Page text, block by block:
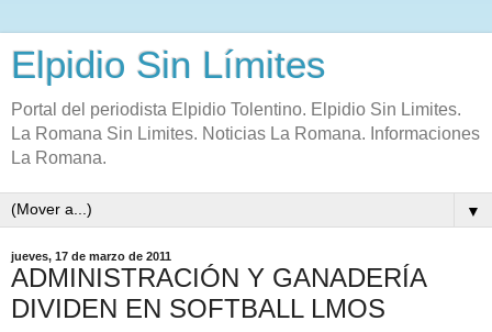
Elpidio Sin Límites
Portal del periodista Elpidio Tolentino. Elpidio Sin Limites.
La Romana Sin Limites. Noticias La Romana. Informaciones
La Romana.
▼
jueves, 17 de marzo de 2011
ADMINISTRACIÓN Y GANADERÍA
DIVIDEN EN SOFTBALL LMOS